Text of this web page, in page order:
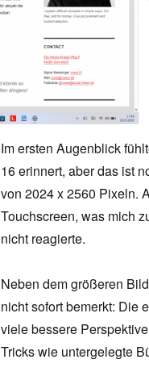
Im ersten Augenblick
16 erinnert, aber das ist
von 2024 x 2560 Pixeln.
Touchscreen, was mich
nicht reagierte.
Neben dem größeren
nicht sofort bemerkt: Die
viele bessere
Tricks wie untergelegte